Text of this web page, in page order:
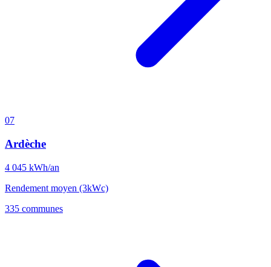
07
Ardèche
4 045 kWh/an
Rendement moyen (3kWc)
335 communes